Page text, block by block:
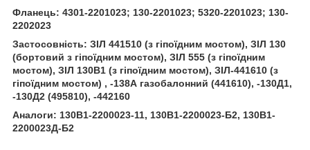
Фланець: 4301-2201023; 130-2201023; 5320-2201023; 130-
2202023
Застосовність: ЗІЛ 441510 (з гіпоїдним мостом), ЗІЛ 130
(бортовий з гіпоїдним мостом), ЗІЛ 555 (з гіпоїдним
мостом), ЗІЛ 130В1 (з гіпоїдним мостом), ЗІЛ-441610 (з
гіпоїдним мостом) , -138А газобалонний (441610), -130Д1,
-130Д2 (495810), -442160
Аналоги: 130В1-2200023-11, 130В1-2200023-Б2, 130В1-
2200023Д-Б2